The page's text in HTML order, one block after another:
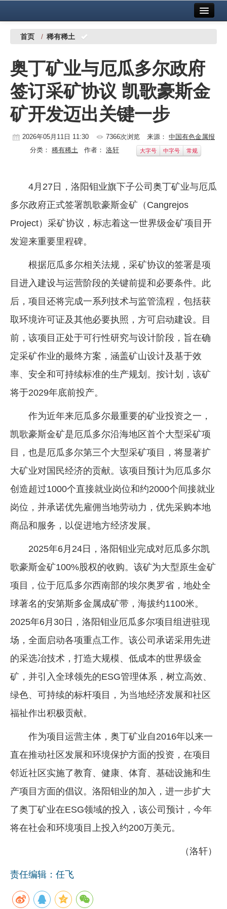
中国有色金属报社主办 广告服务
铜镍铅锌
铝
稀有稀土
有色市场
党建工作
企业文化
《资源再生》杂志
行情报价
数字报
首页 / 稀有稀土
奥丁矿业与厄瓜多尔政府
签订采矿协议 凯歌豪斯金
矿开发迈出关键一步
2026年05月11日 11:30 7366次浏览 来源： 中国有色金属报
分类： 稀有稀土 作者： 洛轩 大字号 中字号 常规
4月27日，洛阳钼业旗下子公司奥丁矿业与厄瓜
多尔政府正式签署凯歌豪斯金矿（Cangrejos
Project）采矿协议，标志着这一世界级金矿项目开
发迎来重要里程碑。
根据厄瓜多尔相关法规，采矿协议的签署是项
目进入建设与运营阶段的关键前提和必要条件。此
后，项目还将完成一系列技术与监管流程，包括获
取环境许可证及其他必要执照，方可启动建设。目
前，该项目正处于可行性研究与设计阶段，旨在确
定采矿作业的最终方案，涵盖矿山设计及基于效
率、安全和可持续标准的生产规划。按计划，该矿
将于2029年底前投产。
作为近年来厄瓜多尔最重要的矿业投资之一，
凯歌豪斯金矿是厄瓜多尔沿海地区首个大型采矿项
目，也是厄瓜多尔第三个大型采矿项目，将显著扩
大矿业对国民经济的贡献。该项目预计为厄瓜多尔
创造超过1000个直接就业岗位和约2000个间接就业
岗位，并承诺优先雇佣当地劳动力，优先采购本地
商品和服务，以促进地方经济发展。
2025年6月24日，洛阳钼业完成对厄瓜多尔凯
歌豪斯金矿100%股权的收购。该矿为大型原生金矿
项目，位于厄瓜多尔西南部的埃尔奥罗省，地处全
球著名的安第斯多金属成矿带，海拔约1100米。
2025年6月30日，洛阳钼业厄瓜多尔项目组进驻现
场，全面启动各项重点工作。该公司承诺采用先进
的采选冶技术，打造大规模、低成本的世界级金
矿，并引入全球领先的ESG管理体系，树立高效、
绿色、可持续的标杆项目，为当地经济发展和社区
福祉作出积极贡献。
作为项目运营主体，奥丁矿业自2016年以来一
直在推动社区发展和环境保护方面的投资，在项目
邻近社区实施了教育、健康、体育、基础设施和生
产项目方面的倡议。洛阳钼业的加入，进一步扩大
了奥丁矿业在ESG领域的投入，该公司预计，今年
将在社会和环境项目上投入约200万美元。
（洛轩）
责任编辑：任飞